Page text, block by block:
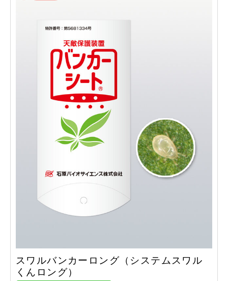
スワルバンカーロング（システムスワル
くんロング）